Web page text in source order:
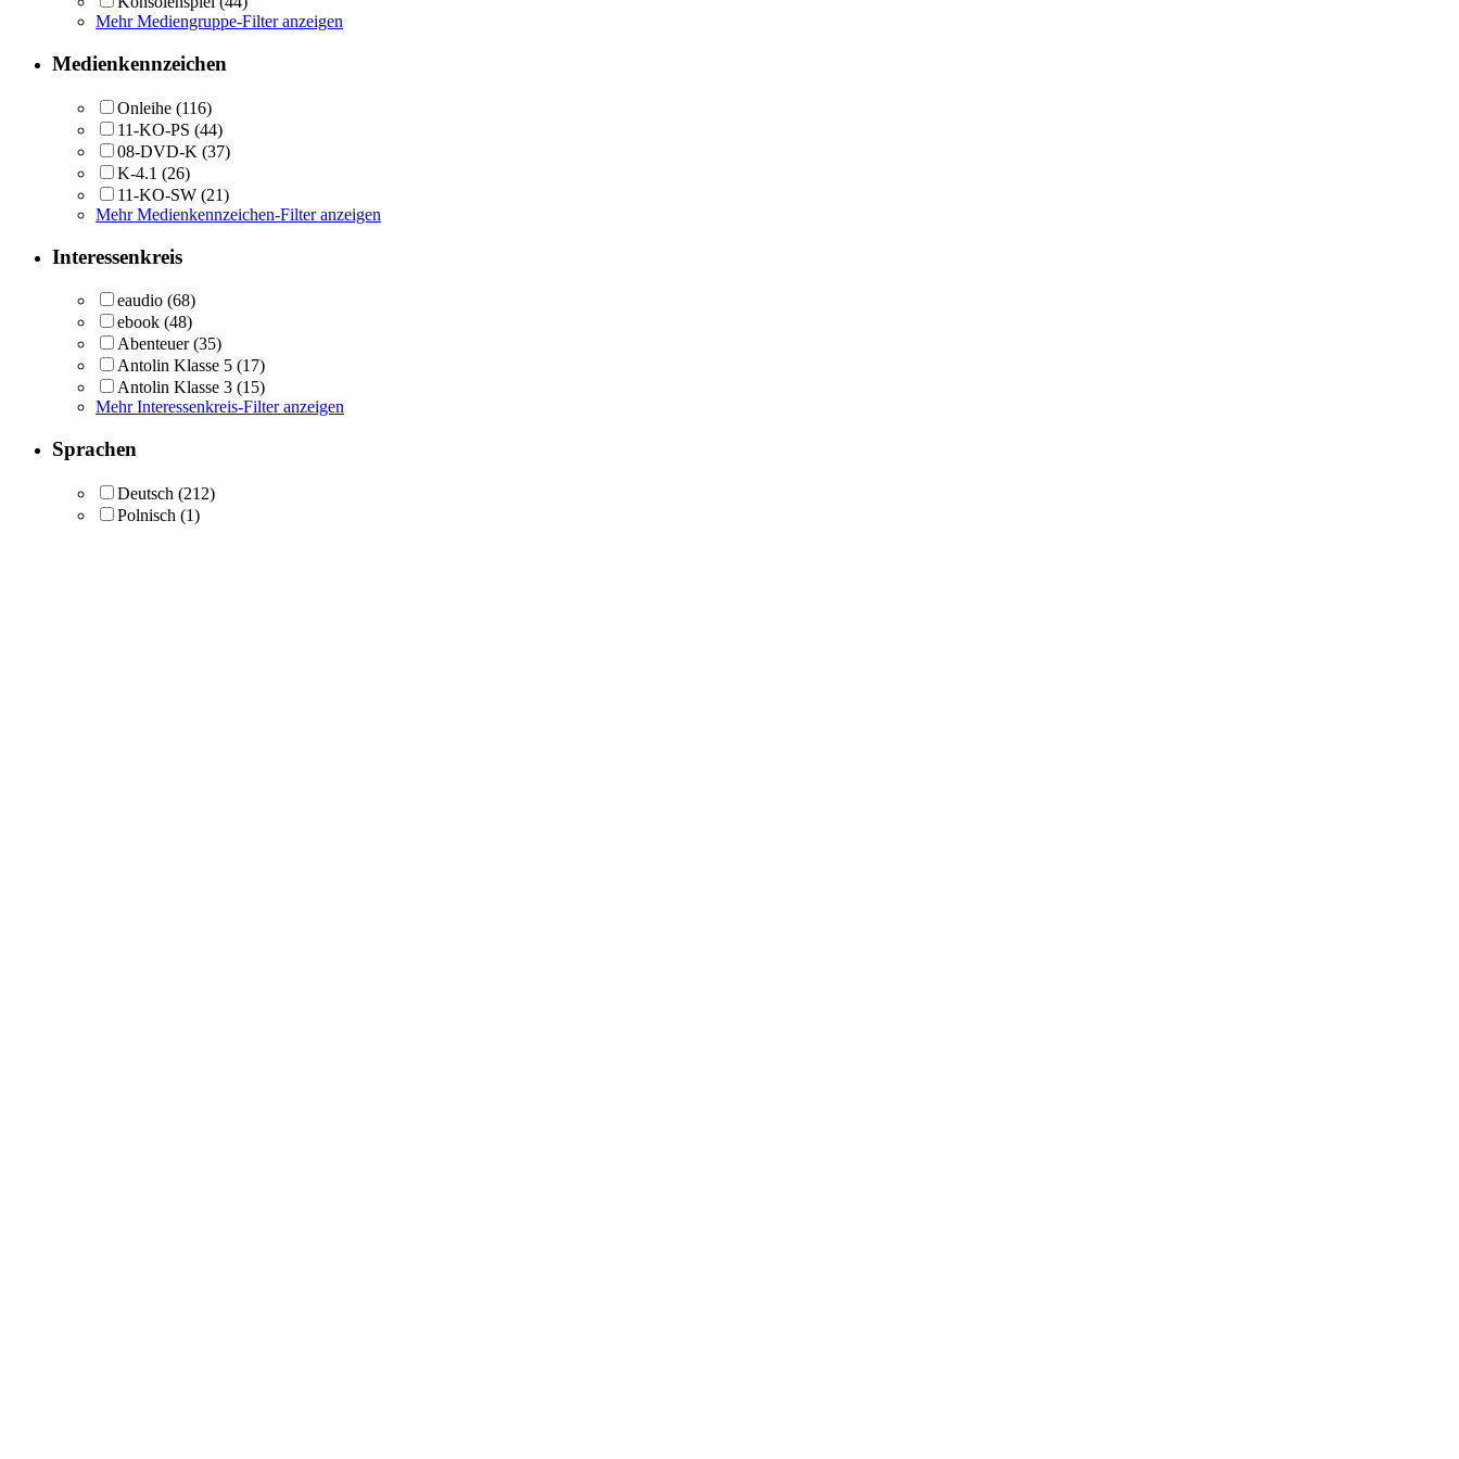
Mehr Mediengruppe-Filter anzeigen
Medienkennzeichen
Onleihe (116)
11-KO-PS (44)
08-DVD-K (37)
K-4.1 (26)
11-KO-SW (21)
Mehr Medienkennzeichen-Filter anzeigen
Interessenkreis
eaudio (68)
ebook (48)
Abenteuer (35)
Antolin Klasse 5 (17)
Antolin Klasse 3 (15)
Mehr Interessenkreis-Filter anzeigen
Sprachen
Deutsch (212)
Polnisch (1)